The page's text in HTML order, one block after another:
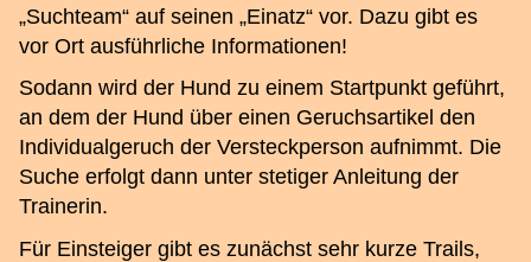
„Suchteam“ auf seinen „Einatz“ vor. Dazu gibt es
vor Ort ausführliche Informationen!
Sodann wird der Hund zu einem Startpunkt geführt,
an dem der Hund über einen Geruchsartikel den
Individualgeruch der Versteckperson aufnimmt. Die
Suche erfolgt dann unter stetiger Anleitung der
Trainerin.
Für Einsteiger gibt es zunächst sehr kurze Trails,